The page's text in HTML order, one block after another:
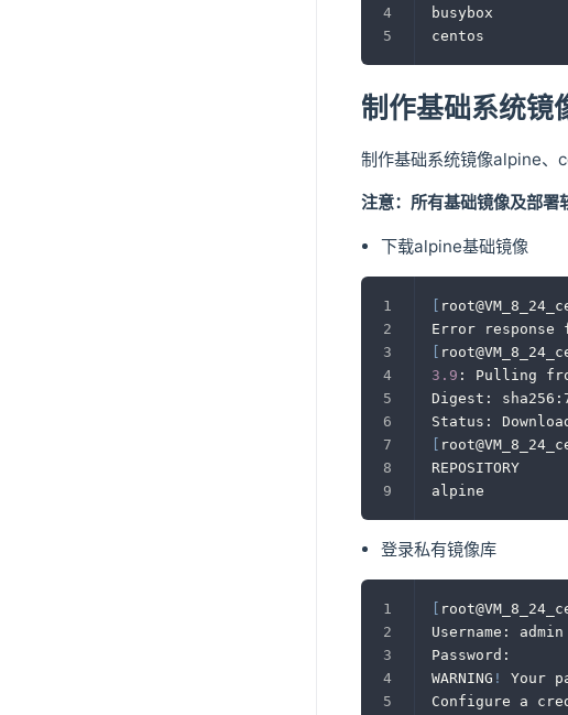
busybox
制作基础系统镜
制作基础系统镜像alpine
注意：所有基础镜像及部
下载alpine基础镜像
[
Error response
[
3.9 : Pulling
Digest:
Status:
[
登录私有镜像库
Username: admin
Password:
WARNING ! Your
Configure a